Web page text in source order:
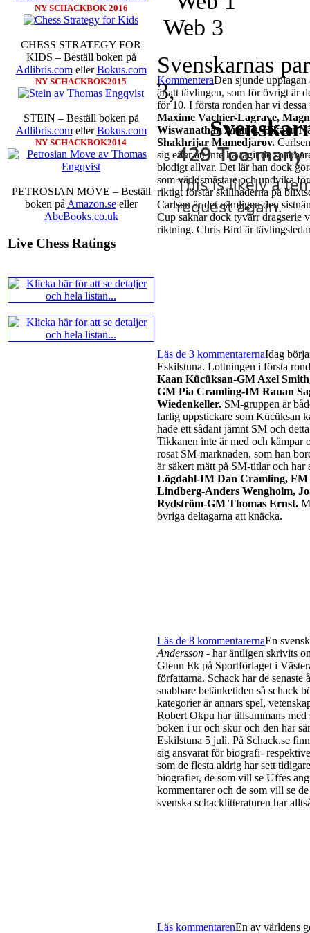
NY SCHACKBOK 2016
CHESS STRATEGY FOR
KIDS – Beställ boken på
Adlibris.comellerBokus.com
NY SCHACKBOK2015
STEIN – Beställ boken på
Adlibris.comellerBokus.com
NY SCHACKBOK2014
PETROSIAN MOVE – Beställ
boken på Amazon.seeller
AbeBooks.co.uk
Live Chess Ratings
KommenteraDen sjunde
är att tävlingen, som för övrigt är
för 10. I första ronden har vi
Maxime Vachier-Lagrave,
Wiswanathan Anand, Hikaru
Shakhrijar Mamedjarov.
sig efter att inte ha tagit de
blodigt allvar. Det lär han dock
som världsmästare och undvika
riktigt förstår skillnaderna på
Carlsen är det nämligen den
Cup saknar dock tyvärr dragserie
riktning. Chris Bird är
Läs de 3 kommentarernaIdag
Eskilstuna. Lottningen i första
Kaan Kücüksan-GM Axel
GM Pia Cramling-IM Rauan
Wiedenkeller. SM-gruppen är
farlig uppstickare som Kücüksan
hade ett sådant jämnt SM och
Tikkanen inte är med och kämpar
rosat SM-marknaden, som han
är säkert mätt på SM-titlar och
Lögdahl-IM Dan Cramling,
Lindberg-Anders Wengholm,
Rydström-GM Thomas Ernst.
övriga deltagarna att knäcka.
Läs de 8 kommentarernaEn
Andersson - har äntligen skrivits
Glenn Ek på Sportförlaget i
författarna. Schack har de senaste
snabbare betänketiden så schack
kategorier är annars spel,
Robert Okpu har tillsammans
boken i ur och skur och den har
Eskilstuna 5 juli. På Schack.se
sig ansvarat för biografi-
som de flesta aldrig har sett
biografier, de som vill se Uffes
kommentarer och de som vill se
svenska schacklitteraturen har
Läs kommentarenEn av världens
Web 3
Svenskarnas
3,